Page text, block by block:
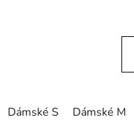
Dámské S Dámské M